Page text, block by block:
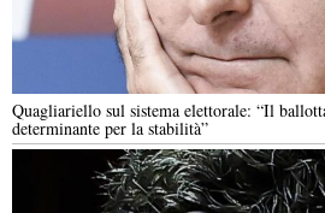
Quagliariello sul sistema elettorale: “Il
determinante per la stabilità”